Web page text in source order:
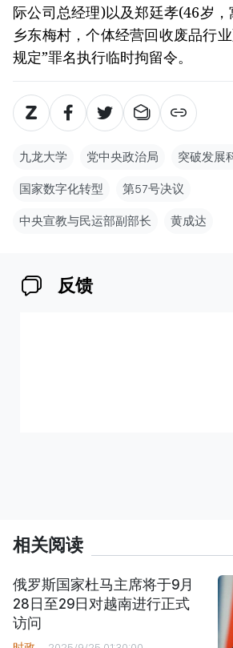
际公司总经理)以及郑廷孝(46岁
乡东梅村，个体经营回收废品行
规定”罪名执行临时拘留令。
九龙大学 党中央政治局 突破发展
国家数字化转型 第57号决议
中央宣教与民运部副部长 黄成达
反馈
相关阅读
俄罗斯国家杜马主席将于9月
28日至29日对越南进行正式
访问